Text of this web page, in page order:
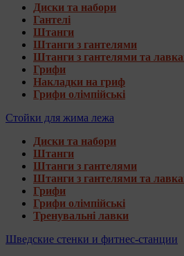
Диски та набори
Гантелі
Штанги
Штанги з гантелями
Штанги з гантелями та
Грифи
Накладки на гриф
Грифи олімпійські
Стойки для жима лежа
Диски та набори
Штанги
Штанги з гантелями
Штанги з гантелями та
Грифи
Грифи олімпійські
Тренувальні лавки
Шведские стенки и фитнес-станции